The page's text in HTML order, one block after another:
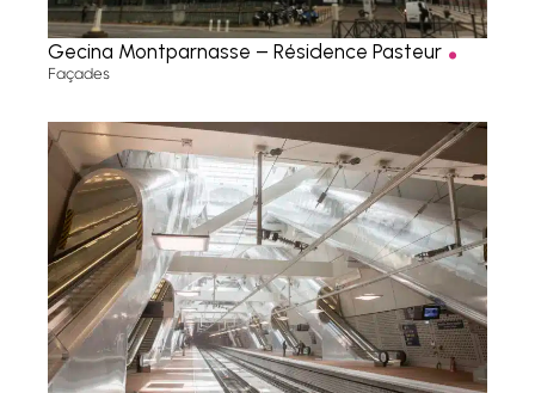
Gecina Montparnasse – Résidence Pasteur .
Façades